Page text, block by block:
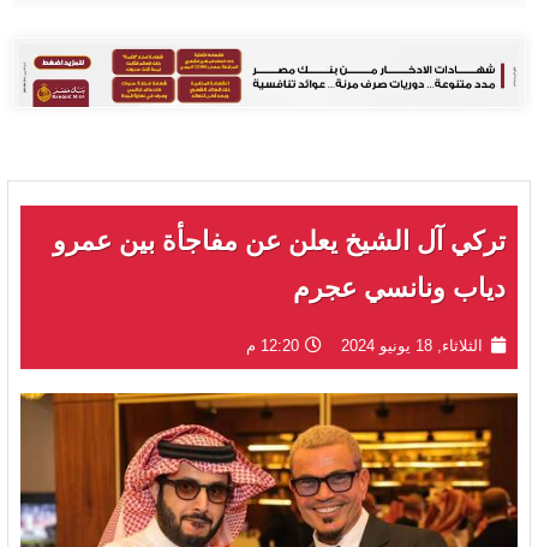
تركي آل الشيخ يعلن عن مفاجأة بين عمرو
دياب ونانسي عجرم
الثلاثاء, 18 يونيو 2024 12:20 م